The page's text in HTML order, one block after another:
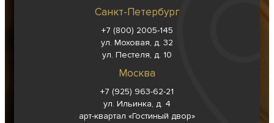
Санкт-Петербург
+7 (800) 2005-145
ул. Моховая, д. 32
ул. Пестеля, д. 10
Москва
+7 (925) 963-62-21
ул. Ильинка, д. 4
арт-квартал «Гостиный двор»